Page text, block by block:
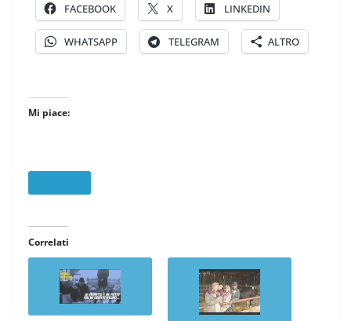
FACEBOOK X LINKEDIN
WHATSAPP TELEGRAM ALTRO
Mi piace:
Correlati